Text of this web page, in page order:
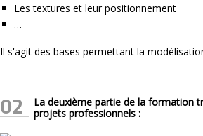
Les textures et leur positionnement
…
Il s'agit des bases permettant la
02
La deuxième partie de la formation
projets professionnels :